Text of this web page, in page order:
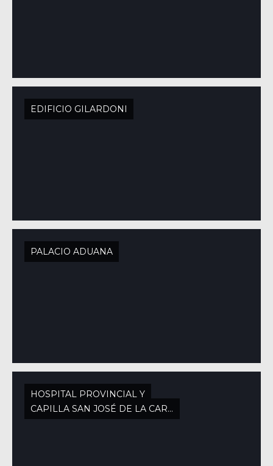
EDIFICIO GILARDONI
PALACIO ADUANA
HOSPITAL PROVINCIAL Y
CAPILLA SAN JOSÉ DE LA CARIDAD